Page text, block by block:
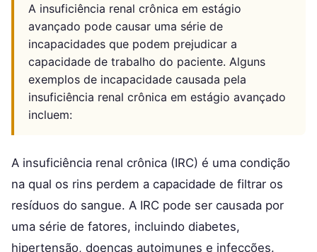
A insuficiência renal crônica em estágio
avançado pode causar uma série de
incapacidades que podem prejudicar a
capacidade de trabalho do paciente. Alguns
exemplos de incapacidade causada pela
insuficiência renal crônica em estágio avançado
incluem:
A insuficiência renal crônica (IRC) é uma condição
na qual os rins perdem a capacidade de filtrar os
resíduos do sangue. A IRC pode ser causada por
uma série de fatores, incluindo diabetes,
hipertensão, doenças autoimunes e infecções.